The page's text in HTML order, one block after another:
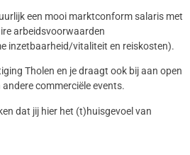
een mooi marktconform salaris met
arbeidsvoorwaarden
inzetbaarheid/vitaliteit en reiskosten).
Tholen en je draagt ook bij aan open
commerciële events.
dat jij hier het (t)huisgevoel van